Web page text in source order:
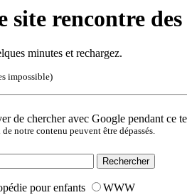
site rencontre
minutes et rechargez.
impossible)
de chercher avec Google pendant ce
notre contenu peuvent être dépassés.
pour enfants WWW